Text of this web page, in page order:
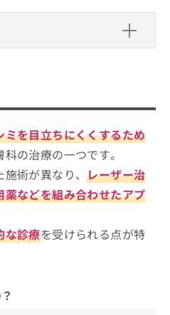
安
リニック、どうやって選べ
リニックを選ぶ際
ポイント
？シミ取りやレーザーのわ
！
ミ取りにおすすめ
皮膚科
ク
ミを目立ちにくくするため
の治療の一つです。
施術が異なり、レーザー治
などを組み合わせたアプ
な診療を受けられる点が特